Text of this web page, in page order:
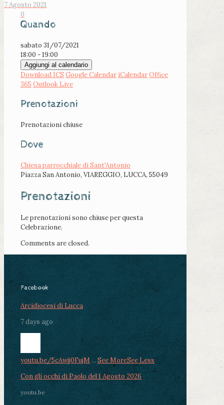
7 Agosto 2021
0
Quando
sabato 31/07/2021
18:00 - 19:00
Aggiungi al calendario
Download ICS Google Calendar iCalendarOffice
365 Outlook Live
Prenotazioni
Prenotazioni chiuse
Dove
Chiesa parrocchiale di Sant'Antonio
Piazza San Antonio, VIAREGGIO, LUCCA, 55049
Prenotazioni
Le prenotazioni sono chiuse per questa
Celebrazione.
Comments are closed.
Facebook
Arcidiocesi di Lucca
7 days ago
youtu.be/5cAwjj0FujM ... See MoreSee Less
Con gli occhi di Paolo del 1 Agosto 2026
youtu.be